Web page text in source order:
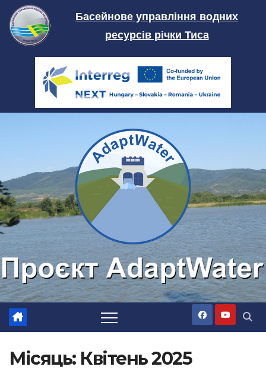
Skip
content
Басейнове управління водних
ресурсів річки Тиса
Місяць: Квітень 2025